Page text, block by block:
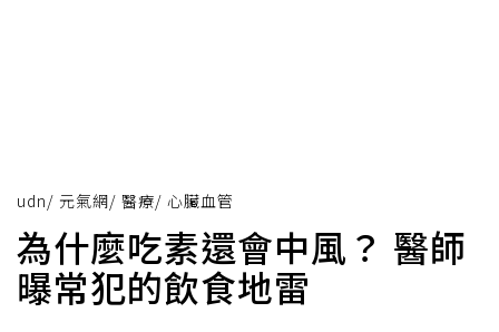
udn/ 元氣網/ 醫療/ 心臟血管
為什麼吃素還會中風？ 醫師
曝常犯的飲食地雷